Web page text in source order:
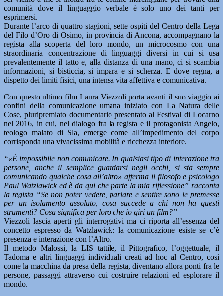
comunità dove il linguaggio verbale è solo uno dei tanti per
esprimersi.
Durante l’arco di quattro stagioni, sette ospiti del Centro della Lega
del Filo d’Oro di Osimo, in provincia di Ancona, accompagnano la
regista alla scoperta del loro mondo, un microcosmo con una
straordinaria concentrazione di linguaggi diversi in cui si usa
prevalentemente il tatto e, alla distanza di una mano, ci si scambia
informazioni, si bisticcia, si impara e si scherza. E dove regna, a
dispetto dei limiti fisici, una intensa vita affettiva e comunicativa.
Con questo ultimo film Laura Viezzoli porta avanti il suo viaggio ai
confini della comunicazione umana iniziato con La Natura delle
Cose, pluripremiato documentario presentato al Festival di Locarno
nel 2016, in cui, nel dialogo fra la regista e il protagonista Angelo,
teologo malato di Sla, emerge come all’impedimento del corpo
corrisponda una vivacissima mobilità e ricchezza interiore.
“«È impossibile non comunicare. In qualsiasi tipo di interazione tra
persone, anche il semplice guardarsi negli occhi, si sta sempre
comunicando qualche cosa all’altro» afferma il filosofo e psicologo
Paul Watzlawick ed è da qui che parte la mia riflessione” racconta
la regista “Se non poter vedere, parlare e sentire sono le premesse
per un isolamento assoluto, cosa succede a chi non ha questi
strumenti? Cosa significa per loro che io giri un film?”
Viezzoli lascia aperti gli interrogativi ma ci riporta all’essenza del
concetto espresso da Watzlawick: la comunicazione esiste se c’è
presenza e interazione con l’Altro.
Il metodo Malossi, la LIS tattile, il Pittografico, l’oggettuale, il
Tadoma e altri linguaggi individuali creati ad hoc al Centro, così
come la macchina da presa della regista, diventano allora ponti fra le
persone, passaggi attraverso cui costruire relazioni ed esplorare il
mondo.